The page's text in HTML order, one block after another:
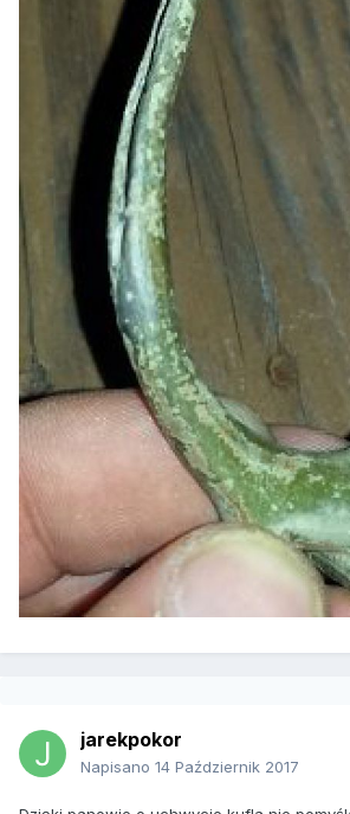
jarekpokor
Napisano 14 Październik 2017